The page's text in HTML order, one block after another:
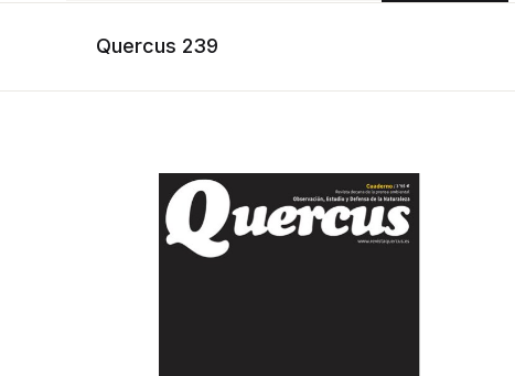
Quercus 239